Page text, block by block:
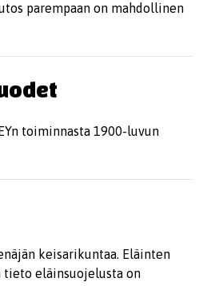
parempaan on mahdollinen
keisarikuntaa. Eläinten
tieto eläinsuojelusta on